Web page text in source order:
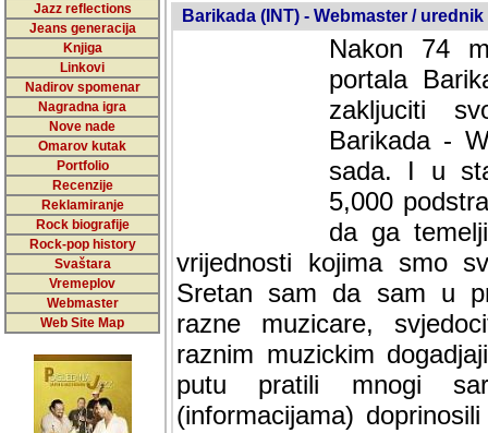
Jazz reflections
Jeans generacija
Knjiga
Linkovi
Nadirov spomenar
Nagradna igra
Nove nade
Omarov kutak
Portfolio
Recenzije
Reklamiranje
Rock biografije
Rock-pop history
Svaštara
Vremeplov
Webmaster
Web Site Map
Barikada (INT) - Webmaster / urednik
Nakon 74
portala
zakljuciti
Barikada -
sada. I u
5,000
da ga
vrijednosti kojima smo
Sretan sam da sam u
muzicare, svjedociti
muzickim dogadjajima...
mnogi saradnici koji
doprinosili vrijednosti i